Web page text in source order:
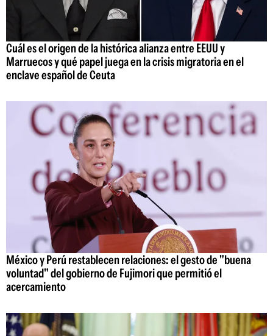
Cuál es el origen de la histórica alianza entre EEUU y
Marruecos y qué papel juega en la crisis migratoria en el
enclave español de Ceuta
México y Perú restablecen relaciones: el gesto de "buena
voluntad" del gobierno de Fujimori que permitió el
acercamiento